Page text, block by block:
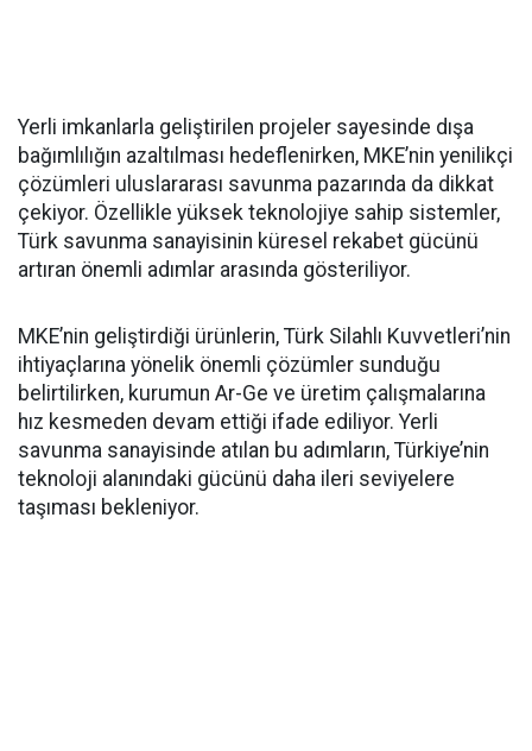
Yerli imkanlarla geliştirilen projeler sayesinde dışa
bağımlılığın azaltılması hedeflenirken, MKE’nin yenilikçi
çözümleri uluslararası savunma pazarında da dikkat
çekiyor. Özellikle yüksek teknolojiye sahip sistemler,
Türk savunma sanayisinin küresel rekabet gücünü
artıran önemli adımlar arasında gösteriliyor.
MKE’nin geliştirdiği ürünlerin, Türk Silahlı Kuvvetleri’nin
ihtiyaçlarına yönelik önemli çözümler sunduğu
belirtilirken, kurumun Ar-Ge ve üretim çalışmalarına
hız kesmeden devam ettiği ifade ediliyor. Yerli
savunma sanayisinde atılan bu adımların, Türkiye’nin
teknoloji alanındaki gücünü daha ileri seviyelere
taşıması bekleniyor.